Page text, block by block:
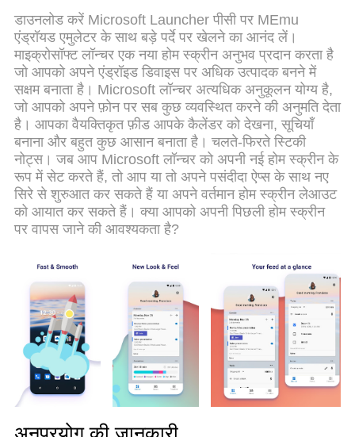
विकल्प है। हमारा मालिकाना मल्टी-इंस्टेंस मैनेजर एक साथ दो या
अधिक खातों को चलाने का समर्थन करता है। इससे भी महत्वपूर्ण
बात यह है कि हमारा अनूठा इम्यूलेशन इंजन आपके कंप्यूटर के
प्रदर्शन का पूरा उपयोग करता है, जिससे एक सहज और निर्बाध
अनुभव मिलता है।
डाउनलोड करें Microsoft Launcher पीसी पर MEmu
एंड्रॉयड एमुलेटर के साथ बड़े पर्दे पर खेलने का आनंद लें।
माइक्रोसॉफ्ट लॉन्चर एक नया होम स्क्रीन अनुभव प्रदान करता है
जो आपको अपने एंड्रॉइड डिवाइस पर अधिक उत्पादक बनने में
सक्षम बनाता है। Microsoft लॉन्चर अत्यधिक अनुकूलन योग्य है,
जो आपको अपने फ़ोन पर सब कुछ व्यवस्थित करने की अनुमति देता
है। आपका वैयक्तिकृत फ़ीड आपके कैलेंडर को देखना, सूचियाँ
बनाना और बहुत कुछ आसान बनाता है। चलते-फिरते स्टिकी
नोट्स। जब आप Microsoft लॉन्चर को अपनी नई होम स्क्रीन के
रूप में सेट करते हैं, तो आप या तो अपने पसंदीदा ऐप्स के साथ नए
सिरे से शुरुआत कर सकते हैं या अपने वर्तमान होम स्क्रीन लेआउट
को आयात कर सकते हैं। क्या आपको अपनी पिछली होम स्क्रीन
पर वापस जाने की आवश्यकता है?